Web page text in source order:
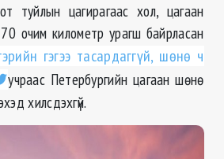
туйлын цагирагаас хол, цагаан
очим километр урагш байрласан
гэгээ тасардаггүй, шөнө ч
учраас Петербургийн цагаан шөнө
хилсдэхгүй.